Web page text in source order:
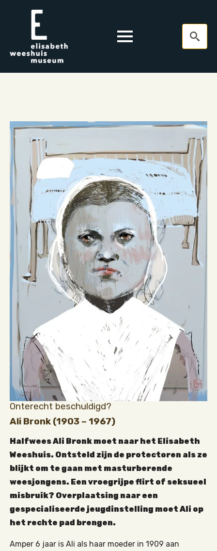
Onterecht beschuldigd?
Ali Bronk (1903 – 1967)
Halfwees Ali Bronk moet naar het Elisabeth
Weeshuis. Ontsteld zijn de protectoren als ze
blijkt om te gaan met masturberende
weesjongens. Een vroegrijpe flirt of seksueel
misbruik? Overplaatsing naar een
gespecialiseerde jeugdinstelling moet Ali op
het rechte pad brengen.
Amper 6 jaar is Ali als haar moeder in 1909 aan